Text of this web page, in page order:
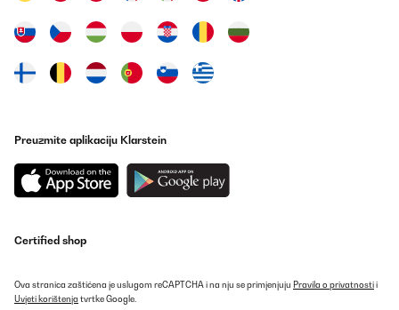
Preuzmite aplikaciju Klarstein
Certified shop
Ova stranica zaštićena je uslugom reCAPTCHA i na nju se primjenjuju Pravila o privatnostii
Uvjeti korištenja tvrtke Google.